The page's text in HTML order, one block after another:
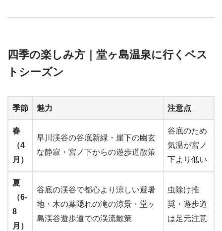
四季の楽しみ方｜堂ヶ島温泉に行くベス
トシーズン
季節 魅力 注意点
春
（4
月）
早川渓谷の谷底新緑・崖下の幽玄
な静寂・宮ノ下からの遊歩道散策
谷底のため
気温が宮ノ
下より低い
夏
（6-
8
月）
谷底の渓谷で都心より涼しい避暑
地・木の葉隠れの滝の涼景・堂ヶ
島渓谷遊歩道での渓流散策
虫除け推
奨・遊歩道
は足元注意